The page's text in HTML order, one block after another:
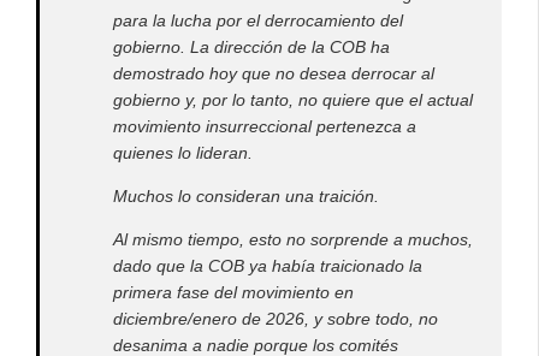
para la lucha por el derrocamiento del
gobierno. La dirección de la COB ha
demostrado hoy que no desea derrocar al
gobierno y, por lo tanto, no quiere que el actual
movimiento insurreccional pertenezca a
quienes lo lideran.
Muchos lo consideran una traición.
Al mismo tiempo, esto no sorprende a muchos,
dado que la COB ya había traicionado la
primera fase del movimiento en
diciembre/enero de 2026, y sobre todo, no
desanima a nadie porque los comités